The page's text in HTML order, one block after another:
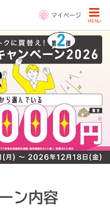
マイページ
MENU
ン内容